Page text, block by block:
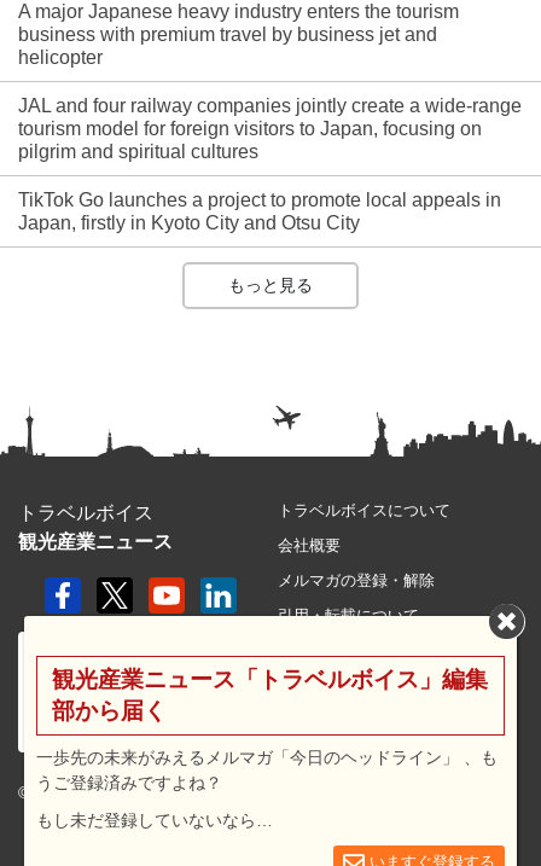
A major Japanese heavy industry enters the tourism
business with premium travel by business jet and
helicopter
JAL and four railway companies jointly create a wide-range
tourism model for foreign visitors to Japan, focusing on
pilgrim and spiritual cultures
TikTok Go launches a project to promote local appeals in
Japan, firstly in Kyoto City and Otsu City
もっと見る
トラベルボイス
観光産業ニュース
© 2026 travel voice.
トラベルボイスについて
会社概要
メルマガの登録・解除
引用・転載について
利用規約
広告メニュー・料金
観光産業ニュース「トラベルボイス」編集
部から届く
一歩先の未来がみえるメルマガ「今日のヘッドライン」 、も
うご登録済みですよね？
もし未だ登録していないなら…
いますぐ登録する